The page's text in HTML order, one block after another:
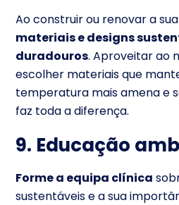
Ao construir ou renovar a
materiais e designs
duradouros. Aproveitar ao
escolher materiais que
temperatura mais amena e
faz toda a diferença.
9. Educação
Forme a equipa clínica
sustentáveis e a sua